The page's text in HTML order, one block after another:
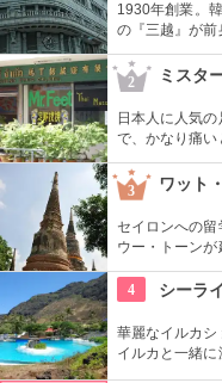
1930年創業。
の『三越』が
の2つがありま
の中でも富裕層
物ができます。
2 ミスタ
日本人に人気
で、かなり痛
感、爽快感は
たあとなどに
3 ワット
セイロンへの
ウー・トーン
足を運び、週
塔、横になっ
4 シーラ
華麗なイルカシ
イルカと一緒に